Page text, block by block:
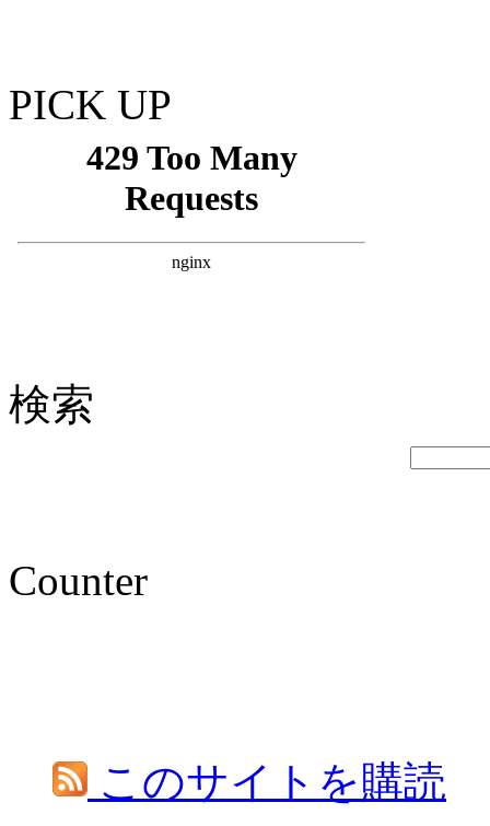
PICK UP
検索
Counter
このサイトを購読